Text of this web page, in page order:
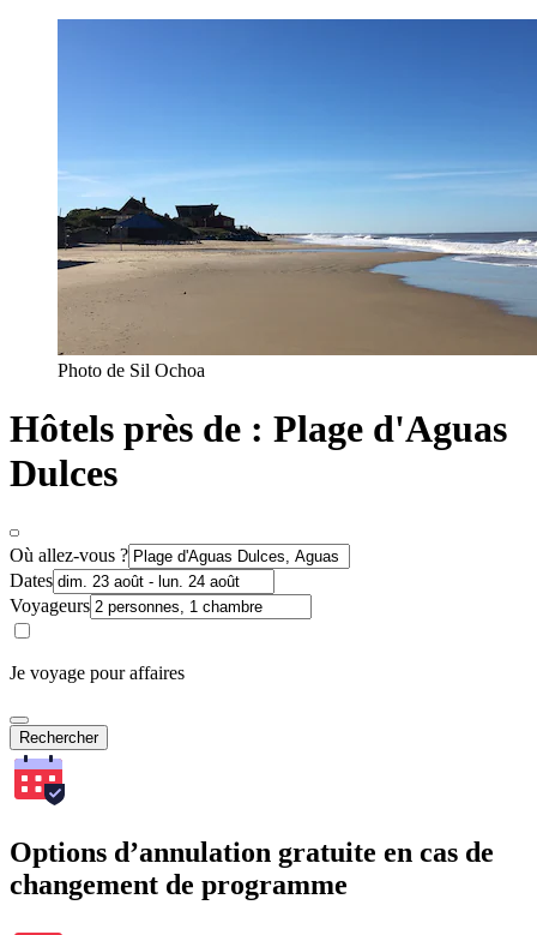
Photo de Sil Ochoa
Hôtels près de : Plage d'Aguas
Dulces
Où allez-vous ?
Dates
Voyageurs
Je voyage pour affaires
Rechercher
Options d’annulation gratuite en cas de
changement de programme